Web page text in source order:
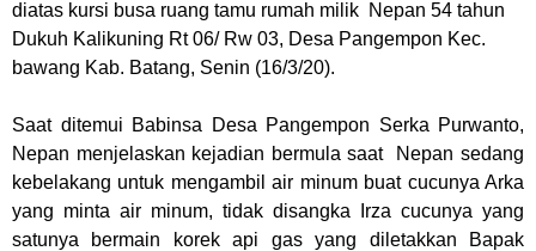
diatas kursi busa ruang tamu rumah milik Nepan 54 tahun
Dukuh Kalikuning Rt 06/ Rw 03, Desa Pangempon Kec.
bawang Kab. Batang, Senin (16/3/20).
Saat ditemui Babinsa Desa Pangempon Serka Purwanto,
Nepan menjelaskan kejadian bermula saat Nepan sedang
kebelakang untuk mengambil air minum buat cucunya Arka
yang minta air minum, tidak disangka Irza cucunya yang
satunya bermain korek api gas yang diletakkan Bapak